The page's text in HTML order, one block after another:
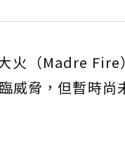
火（Madre
威脅，但暫時尚